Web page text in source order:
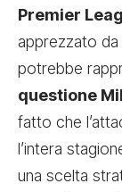
Premier
apprezzato
potrebbe
questione
fatto che
l’intera
una scelta